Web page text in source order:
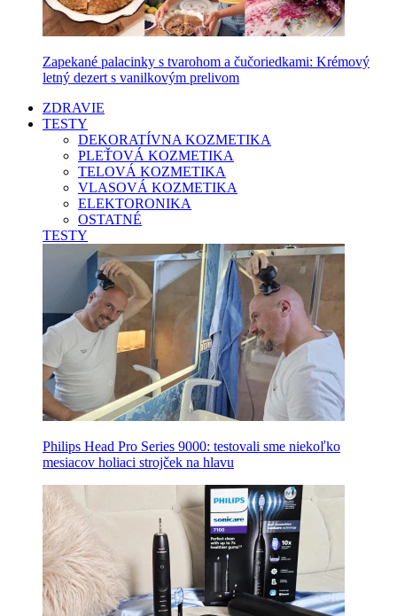
Zapekané palacinky s tvarohom a čučoriedkami: Krémový
letný dezert s vanilkovým prelivom
ZDRAVIE
TESTY
DEKORATÍVNA KOZMETIKA
PLEŤOVÁ KOZMETIKA
TELOVÁ KOZMETIKA
VLASOVÁ KOZMETIKA
ELEKTORONIKA
OSTATNÉ
TESTY
Philips Head Pro Series 9000: testovali sme niekoľko
mesiacov holiaci strojček na hlavu